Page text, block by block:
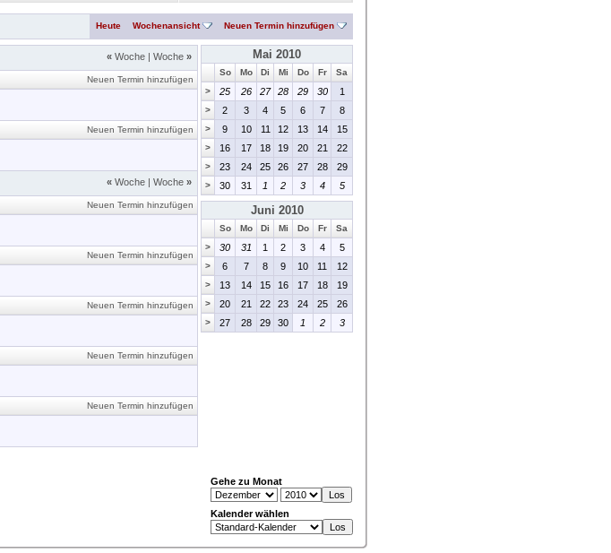
Heute Wochenansicht Neuen Termin hinzufügen
« Woche | Woche »
Neuen Termin hinzufügen
Neuen Termin hinzufügen
« Woche | Woche »
Neuen Termin hinzufügen
Neuen Termin hinzufügen
Neuen Termin hinzufügen
Neuen Termin hinzufügen
Neuen Termin hinzufügen
Mai 2010
So Mo Di Mi Do Fr
Sa
>
25 26 27 28 29 30 1
> 2 3 4 5 6 7 8
> 9 10 11 12 13 14 15
> 16 17 18 19 20 21 22
> 23 24 25 26 27 28 29
> 30 31 1 2 3 4 5
Juni 2010
So Mo Di Mi Do Fr
Sa
>
30 31 1 2 3 4 5
> 6 7 8 9 10 11 12
> 13 14 15 16 17 18 19
> 20 21 22 23 24 25 26
> 27 28 29 30 1 2 3
Gehe zu Monat
Kalender wählen